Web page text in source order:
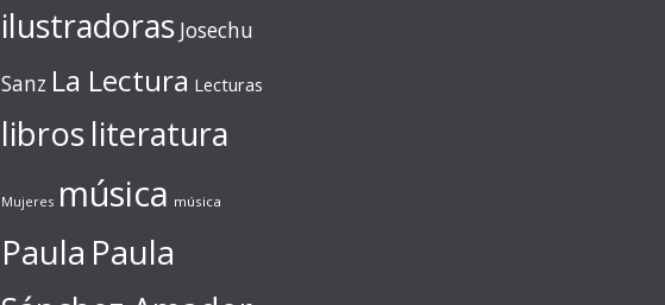
ilustradoras Josechu
Sanz La Lectura Lecturas
librosliteratura
Mujeres música música
Paula Paula